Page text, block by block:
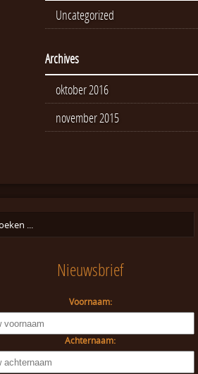
Uncategorized
Archives
oktober 2016
november 2015
Nieuwsbrief
Voornaam:
Achternaam: